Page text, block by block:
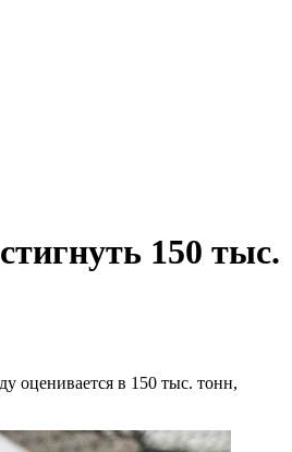
150 тыс.
оценивается в 150 тыс. тонн,